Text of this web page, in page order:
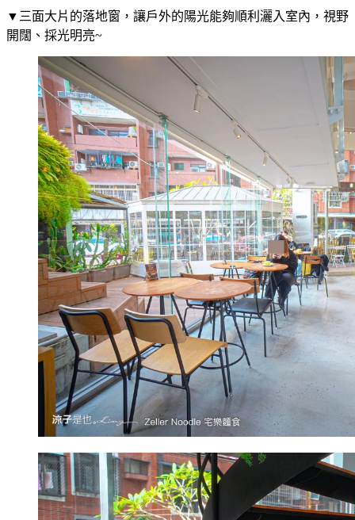
▼三面大片的落地窗，讓戶外的陽光能夠順利灑入室內，視野
開闊、採光明亮~